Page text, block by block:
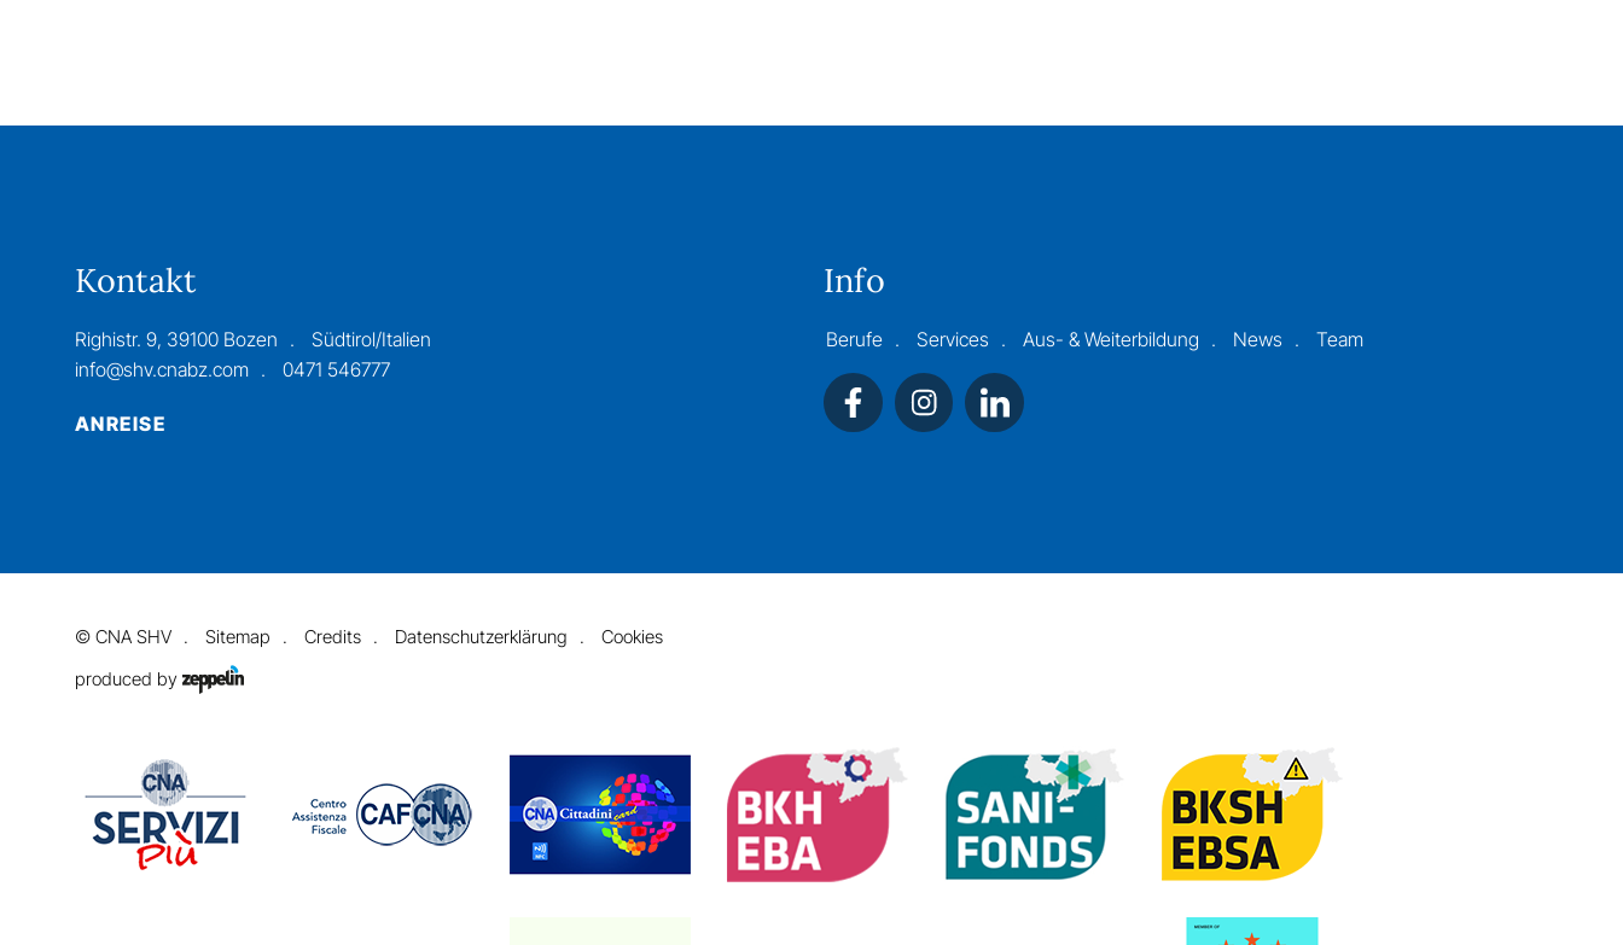
Kontakt
Righistr. 9, 39100 Bozen
Südtirol/Italien
info@shv.cnabz.com
0471 546777
ANREISE
Info
Berufe Services Aus- & Weiterbildung News Team
© CNA SHV Sitemap Credits Datenschutzerklärung
Cookies
produced by